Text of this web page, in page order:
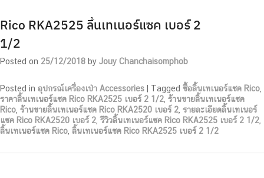
Rico RKA2525 ลิ้นเทเนอร์แซค เบอร์ 2
1/2
Posted on 25/12/2018 by Jouy Chanchaisomphob
Posted in อุปกรณ์เครื่องเป่า Accessories Tagged ซื้อลิ้นเทเนอร์แซค Rico
ราคาลิ้นเทเนอร์แซค Rico RKA2525 เบอร์ 2 1/2 ร้านขายลิ้นเทเนอร์แซค
Rico ร้านขายลิ้นเทเนอร์แซค Rico RKA2520 เบอร์ 2 รายละเอียดลิ้นเทเนอร์
แซค Rico RKA2520 เบอร์ 2 ,รีวิวลิ้นเทเนอร์แซค Rico RKA2525 เบอร์ 2 1/2
ลิ้นเทเนอร์แซค Rico ลิ้นเทเนอร์แซค Rico RKA2525 เบอร์ 2 1/2